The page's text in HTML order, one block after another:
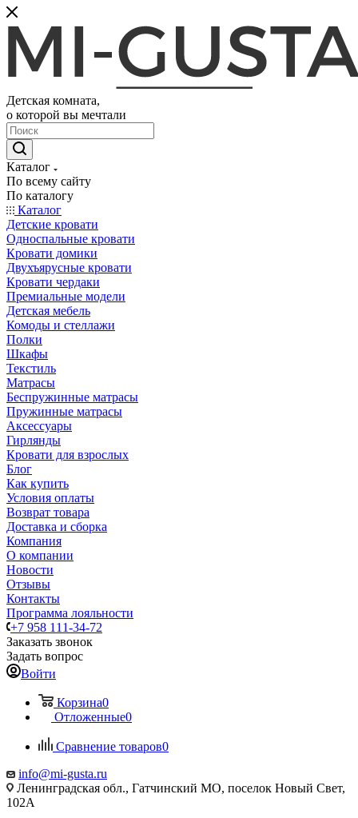
Детская комната,
о которой вы мечтали
Каталог
По всему сайту
По каталогу
Каталог
Детские кровати
Односпальные кровати
Кровати домики
Двухъярусные кровати
Кровати чердаки
Премиальные модели
Детская мебель
Комоды и стеллажи
Полки
Шкафы
Текстиль
Матрасы
Беспружинные матрасы
Пружинные матрасы
Аксессуары
Гирлянды
Кровати для взрослых
Блог
Как купить
Условия оплаты
Возврат товара
Доставка и сборка
Компания
О компании
Новости
Отзывы
Контакты
Программа лояльности
+7 958 111-34-72
Заказать звонок
Задать вопрос
Войти
Корзина0
Отложенные0
Сравнение товаров0
info@mi-gusta.ru
Ленинградская обл., Гатчинский МО, поселок Новый Свет,
102А